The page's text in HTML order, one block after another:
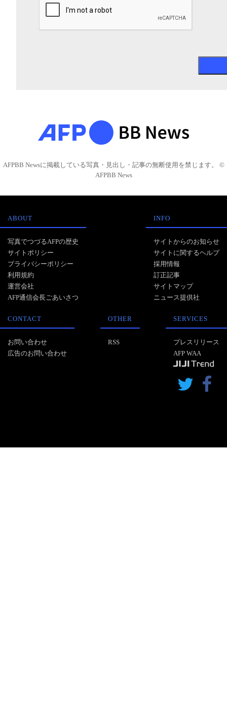
AFPBB Newsに掲載している写真・見出し・記事の無断使用を禁じます。 ©
AFPBB News
ABOUT
写真でつづるAFPの歴史
サイトポリシー
プライバシーポリシー
利用規約
運営会社
AFP通信会長ごあいさつ
INFO
サイトからのお知らせ
サイトに関するヘルプ
採用情報
訂正記事
サイトマップ
ニュース提供社
CONTACT
お問い合わせ
広告のお問い合わせ
OTHER
RSS
SERVICES
プレスリリース
AFP WAA